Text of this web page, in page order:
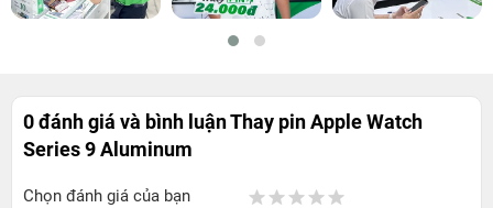
0 đánh giá và bình luậnThay pin Apple Watch
Series 9 Aluminum
Chọn đánh giá của bạn